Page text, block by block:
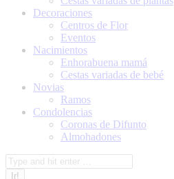
Decoraciones
Centros de Flor
Eventos
Nacimientos
Enhorabuena mamá
Cestas variadas de bebé
Novias
Ramos
Condolencias
Coronas de Difunto
Almohadones
Search: